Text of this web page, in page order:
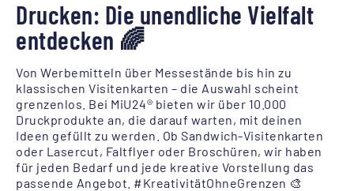
Drucken: Die unendliche Vielfalt
entdecken 🌈
Von Werbemitteln über Messestände bis hin zu
klassischen Visitenkarten – die Auswahl scheint
grenzenlos. Bei MiU24® bieten wir über 10.000
Druckprodukte an, die darauf warten, mit deinen
Ideen gefüllt zu werden. Ob Sandwich-Visitenkarten
oder Lasercut, Faltflyer oder Broschüren, wir haben
für jeden Bedarf und jede kreative Vorstellung das
passende Angebot. #KreativitätOhneGrenzen 🎨